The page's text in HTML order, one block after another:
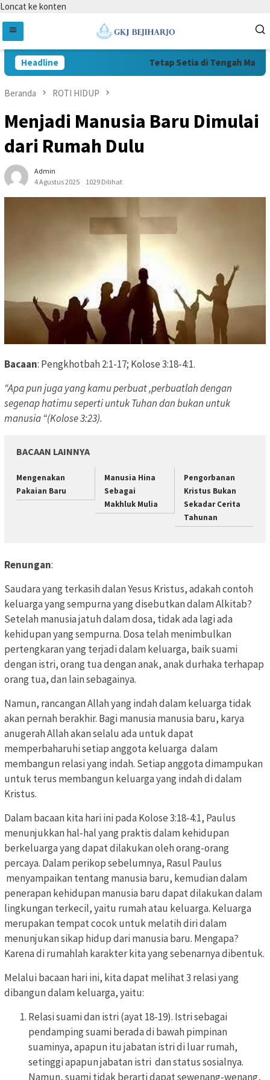
Loncat ke konten
Headline Tetap Setia di Tengah Masa
Beranda ROTI HIDUP
Menjadi Manusia Baru Dimulai
dari Rumah Dulu
Admin
4 Agustus 2025
1029 Dilihat
Bacaan: Pengkhotbah 2:1-17; Kolose 3:18-4:1.
“Apa pun juga yang kamu perbuat ,perbuatlah dengan
segenap hatimu seperti untuk Tuhan dan bukan untuk
manusia “(Kolose 3:23).
BACAAN LAINNYA
Mengenakan
Pakaian Baru
Manusia Hina
Sebagai
Makhluk Mulia
Pengorbanan
Kristus Bukan
Sekadar Cerita
Tahunan
Renungan:
Saudara yang terkasih dalan Yesus Kristus, adakah contoh
keluarga yang sempurna yang disebutkan dalam Alkitab?
Setelah manusia jatuh dalam dosa, tidak ada lagi ada
kehidupan yang sempurna. Dosa telah menimbulkan
pertengkaran yang terjadi dalam keluarga, baik suami
dengan istri, orang tua dengan anak, anak durhaka terhapap
orang tua, dan lain sebagainya.
Namun, rancangan Allah yang indah dalam keluarga tidak
akan pernah berakhir. Bagi manusia manusia baru, karya
anugerah Allah akan selalu ada untuk dapat
memperbaharuhi setiap anggota keluarga dalam
membangun relasi yang indah. Setiap anggota dimampukan
untuk terus membangun keluarga yang indah di dalam
Kristus.
Dalam bacaan kita hari ini pada Kolose 3:18-4:1, Paulus
menunjukkan hal-hal yang praktis dalam kehidupan
berkeluarga yang dapat dilakukan oleh orang-orang
percaya. Dalam perikop sebelumnya, Rasul Paulus
menyampaikan tentang manusia baru, kemudian dalam
penerapan kehidupan manusia baru dapat dilakukan dalam
lingkungan terkecil, yaitu rumah atau keluarga. Keluarga
merupakan tempat cocok untuk melatih diri dalam
menunjukan sikap hidup dari manusia baru. Mengapa?
Karena di rumahlah karakter kita yang sebenarnya dibentuk.
Melalui bacaan hari ini, kita dapat melihat 3 relasi yang
dibangun dalam keluarga, yaitu:
Relasi suami dan istri (ayat 18-19). Istri sebagai
pendamping suami berada di bawah pimpinan
suaminya, apapun itu jabatan istri di luar rumah,
setinggi apapun jabatan istri dan status sosialnya.
Namun, suami tidak berarti dapat sewenang-wenang,